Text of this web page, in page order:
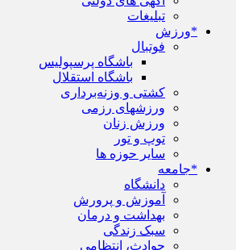
تبلیغات
*ورزش
فوتبال
باشگاه پرسپولیس
باشگاه استقلال
کشتی و وزنه‌برداری
ورزشهای رزمی
ورزش زنان
توپ و تور
سایر حوزه ها
*جامعه
دانشگاه
آموزش و پرورش
بهداشت و درمان
سبک زندگی
حوادث، انتظامی